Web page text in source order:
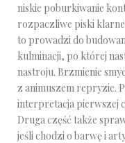
niskie poburkiwanie
rozpaczliwe piski
to prowadzi do
kulminacji, po której
nastroju. Brzmienie
z animuszem repryzie.
interpretacja pierwszej
Druga część także
jeśli chodzi o barwę i